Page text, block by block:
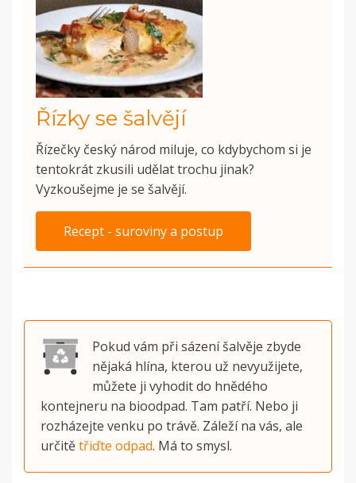
Řízky se šalvějí
Řízečky český národ miluje, co kdybychom si je
tentokrát zkusili udělat trochu jinak?
Vyzkoušejme je se šalvějí.
Recept - suroviny a postup
Pokud vám při sázení šalvěje zbyde
nějaká hlína, kterou už nevyužijete,
můžete ji vyhodit do hnědého
kontejneru na bioodpad. Tam patří. Nebo ji
rozházejte venku po trávě. Záleží na vás, ale
určitětřiďte odpad. Má to smysl.